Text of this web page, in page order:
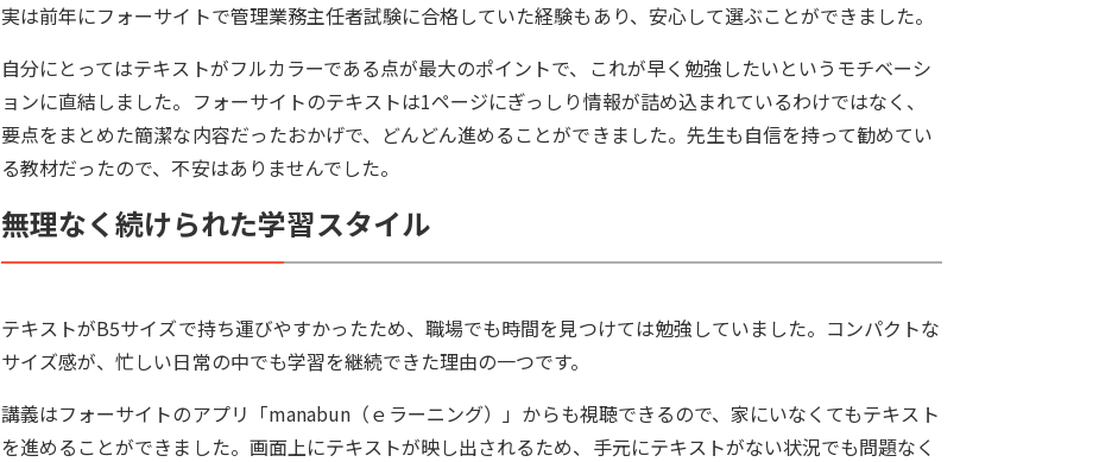
実は前年にフォーサイトで管理業務主任者試験に合格していた経験もあり、安心して選ぶことができました。
自分にとってはテキストがフルカラーである点が最大のポイントで、これが早く勉強したいというモチベーシ
ョンに直結しました。フォーサイトのテキストは1ページにぎっしり情報が詰め込まれているわけではなく、
要点をまとめた簡潔な内容だったおかげで、どんどん進めることができました。先生も自信を持って勧めてい
る教材だったので、不安はありませんでした。
無理なく続けられた学習スタイル
テキストがB5サイズで持ち運びやすかったため、職場でも時間を見つけては勉強していました。コンパクトな
サイズ感が、忙しい日常の中でも学習を継続できた理由の一つです。
講義はフォーサイトのアプリ「manabun（ｅラーニング）」からも視聴できるので、家にいなくてもテキスト
を進めることができました。画面上にテキストが映し出されるため、手元にテキストがない状況でも問題なく